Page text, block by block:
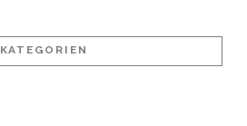
KATEGORIEN